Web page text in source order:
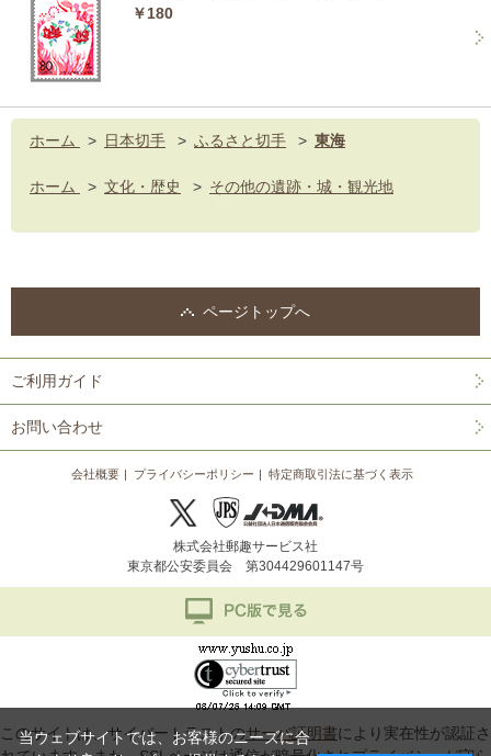
￥180
ホーム > 日本切手 > ふるさと切手 > 東海
ホーム > 文化・歴史 > その他の遺跡・城・観光地
ページトップへ
ご利用ガイド
お問い合わせ
会社概要 プライバシーポリシー 特定商取引法に基づく表示
株式会社郵趣サービス社
東京都公安委員会 第304429601147号
このサイトは、サイバートラストのサーバ証明書により実在性が認証さ
当ウェブサイトでは、お客様のニーズに合